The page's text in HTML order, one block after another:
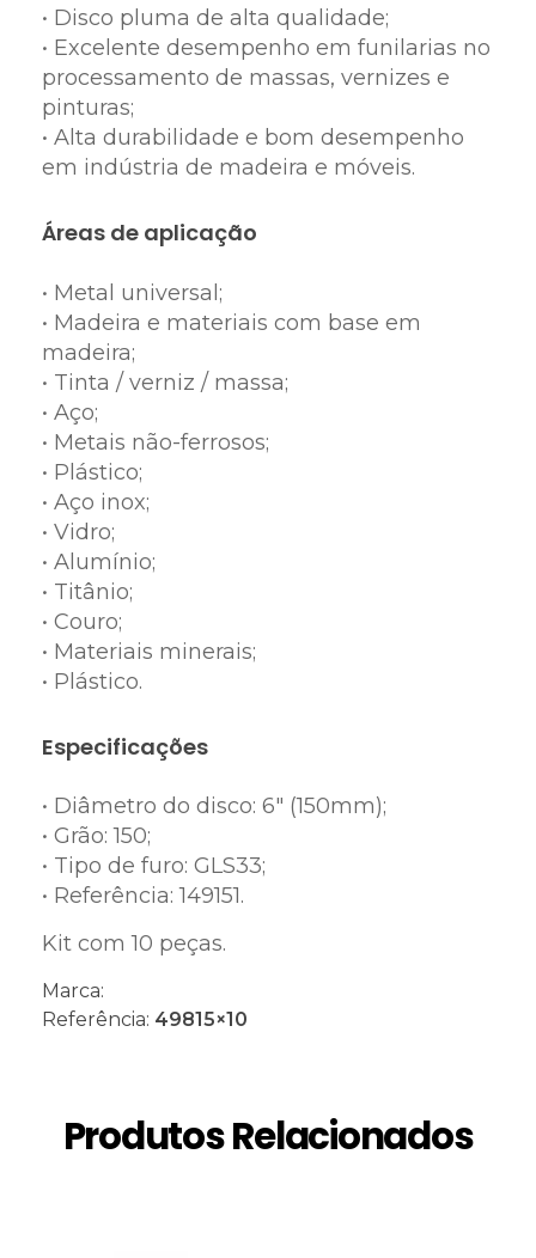
• Disco pluma de alta qualidade;
• Excelente desempenho em funilarias no
processamento de massas, vernizes e
pinturas;
• Alta durabilidade e bom desempenho
em indústria de madeira e móveis.
Áreas de aplicação
• Metal universal;
• Madeira e materiais com base em
madeira;
• Tinta / verniz / massa;
• Aço;
• Metais não-ferrosos;
• Plástico;
• Aço inox;
• Vidro;
• Alumínio;
• Titânio;
• Couro;
• Materiais minerais;
• Plástico.
Especificações
• Diâmetro do disco: 6″ (150mm);
• Grão: 150;
• Tipo de furo: GLS33;
• Referência: 149151.
Kit com 10 peças.
Marca:
Referência: 49815×10
Produtos Relacionados